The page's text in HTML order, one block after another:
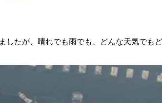
たが、晴れでも雨でも、どんな天気でも